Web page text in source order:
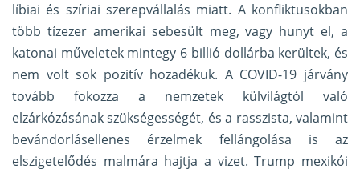
líbiai és szíriai szerepvállalás miatt. A konfliktusokban
több tízezer amerikai sebesült meg, vagy hunyt el, a
katonai műveletek mintegy 6 billió dollárba kerültek, és
nem volt sok pozitív hozadékuk. A COVID-19 járvány
tovább fokozza a nemzetek külvilágtól való
elzárkózásának szükségességét, és a rasszista, valamint
bevándorlásellenes érzelmek fellángolása is az
elszigetelődés malmára hajtja a vizet. Trump mexikói